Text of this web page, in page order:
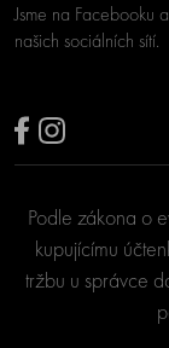
Jsme na Facebooku
našich sociálních sítí.
Podle zákona o
kupujícímu
tržbu u správce